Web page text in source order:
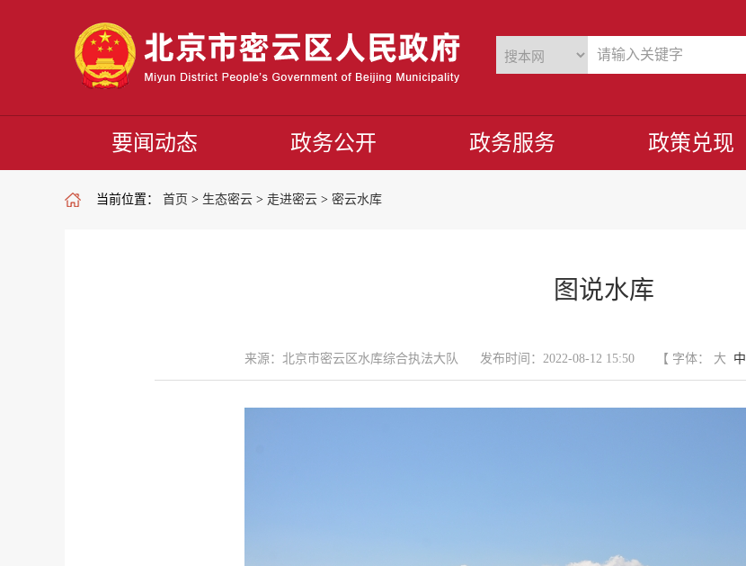
要闻动态 政务公开 政务服务 政策兑现
当前位置： 首页 > 生态密云 > 走进密云 > 密云水库
图说水库
来源：北京市密云区水库综合执法大队 发布时间：2022-08-12 15:50 【 字体： 大 中